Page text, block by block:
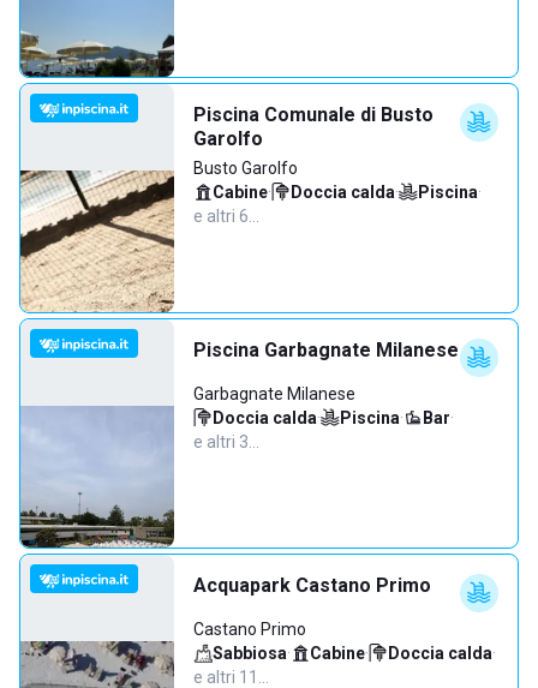
Piscina Comunale di Busto
Garolfo
Busto Garolfo
Cabine· Doccia calda· Piscina·
e altri 6…
Piscina Garbagnate Milanese
Garbagnate Milanese
Doccia calda· Piscina· Bar·
e altri 3…
Acquapark Castano Primo
Castano Primo
Sabbiosa· Cabine· Doccia calda·
e altri 11…